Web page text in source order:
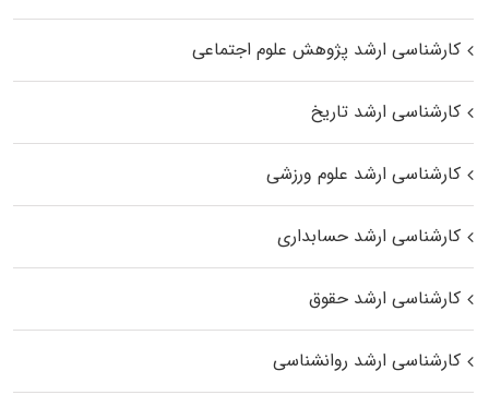
کارشناسی ارشد پژوهش علوم اجتماعی
کارشناسی ارشد تاریخ
کارشناسی ارشد علوم ورزشی
کارشناسی ارشد حسابداری
کارشناسی ارشد حقوق
کارشناسی ارشد روانشناسی